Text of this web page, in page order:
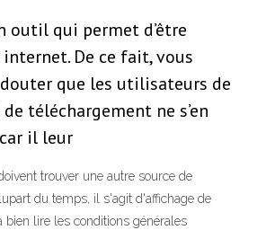
outil qui permet d’être
De ce fait, vous
que les utilisateurs de
téléchargement ne s’en
il leur
trouver une autre source de
du temps, il s'agit d'affichage de
bien lire les conditions générales